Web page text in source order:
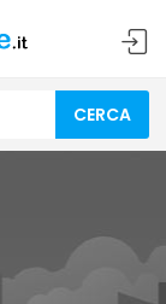
CERCA